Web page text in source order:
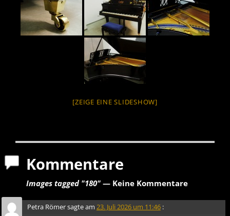
[ZEIGE EINE SLIDESHOW]
Kommentare
Images tagged "180"— Keine Kommentare
Petra Römersagte am 23. Juli 2026 um 11:46 :